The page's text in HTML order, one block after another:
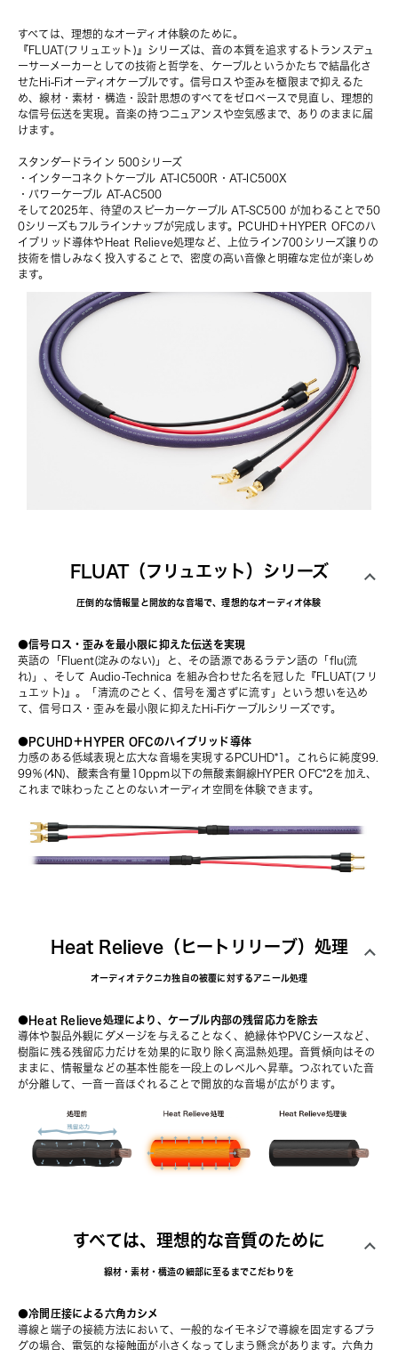
すべては、理想的なオーディオ体験のために。
『FLUAT(フリュエット)』シリーズは、音の本質を追求するトランスデュ
ーサーメーカーとしての技術と哲学を、ケーブルというかたちで結晶化さ
せたHi-Fiオーディオケーブルです。信号ロスや歪みを極限まで抑えるた
め、線材・素材・構造・設計思想のすべてをゼロベースで見直し、理想的
な信号伝送を実現。音楽の持つニュアンスや空気感まで、ありのままに届
けます。
スタンダードライン 500シリーズ
・インターコネクトケーブル AT-IC500R ・ AT-IC500X
・パワーケーブル AT-AC500
そして2025年、待望のスピーカーケーブル AT-SC500 が加わることで50
0シリーズもフルラインナップが完成します。PCUHD＋HYPER OFCのハ
イブリッド導体やHeat Relieve処理など、上位ライン700シリーズ譲りの
技術を惜しみなく投入することで、密度の高い音像と明確な定位が楽しめ
ます。
FLUAT（フリュエット）シリーズ
圧倒的な情報量と開放的な音場で、理想的なオーディオ体験
●信号ロス・歪みを最小限に抑えた伝送を実現
英語の「Fluent(淀みのない)」と、その語源であるラテン語の「flu(流
れ)」、そして Audio-Technica を組み合わせた名を冠した『FLUAT(フリ
ュエット)』。「清流のごとく、信号を濁さずに流す」という想いを込め
て、信号ロス・歪みを最小限に抑えたHi-Fiケーブルシリーズです。
●PCUHD＋HYPER OFCのハイブリッド導体
力感のある低域表現と広大な音場を実現するPCUHD*1。これらに純度99.
99％(4N)、酸素含有量10ppm以下の無酸素銅線HYPER OFC*2を加え、
これまで味わったことのないオーディオ空間を体験できます。
Heat Relieve（ヒートリリーブ）処理
オーディオテクニカ独自の被覆に対するアニール処理
●Heat Relieve処理により、ケーブル内部の残留応力を除去
導体や製品外観にダメージを与えることなく、絶縁体やPVCシースなど、
樹脂に残る残留応力だけを効果的に取り除く高温熱処理。音質傾向はその
ままに、情報量などの基本性能を一段上のレベルへ昇華。つぶれていた音
が分離して、一音一音ほぐれることで開放的な音場が広がります。
すべては、理想的な音質のために
線材・素材・構造の細部に至るまでこだわりを
●冷間圧接による六角カシメ
導線と端子の接続方法において、一般的なイモネジで導線を固定するプラ
グの場合、電気的な接触面が小さくなってしまう懸念があります。六角カ